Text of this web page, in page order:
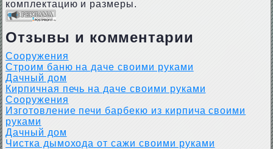
комплектацию и размеры.
Отзывы и комментарии
Сооружения
Строим баню на даче своими руками
Дачный дом
Кирпичная печь на даче своими руками
Сооружения
Изготовление печи барбекю из кирпича своими
руками
Дачный дом
Чистка дымохода от сажи своими руками